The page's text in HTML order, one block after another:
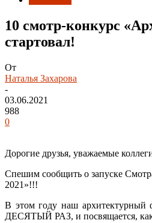
10 смотр-конкурс
стартовал!
От
Наталья Захарова
-
03.06.2021
988
0
Дорогие друзья, уважаемые
Спешим сообщить о запуске
2021»!!!
В этом году наш архитектурный
ДЕСЯТЫЙ РАЗ, и посвящается,